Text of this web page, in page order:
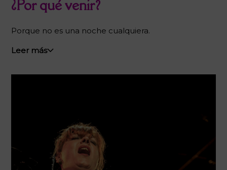
¿Por qué venir?
Porque no es una noche cualquiera.
Leer más